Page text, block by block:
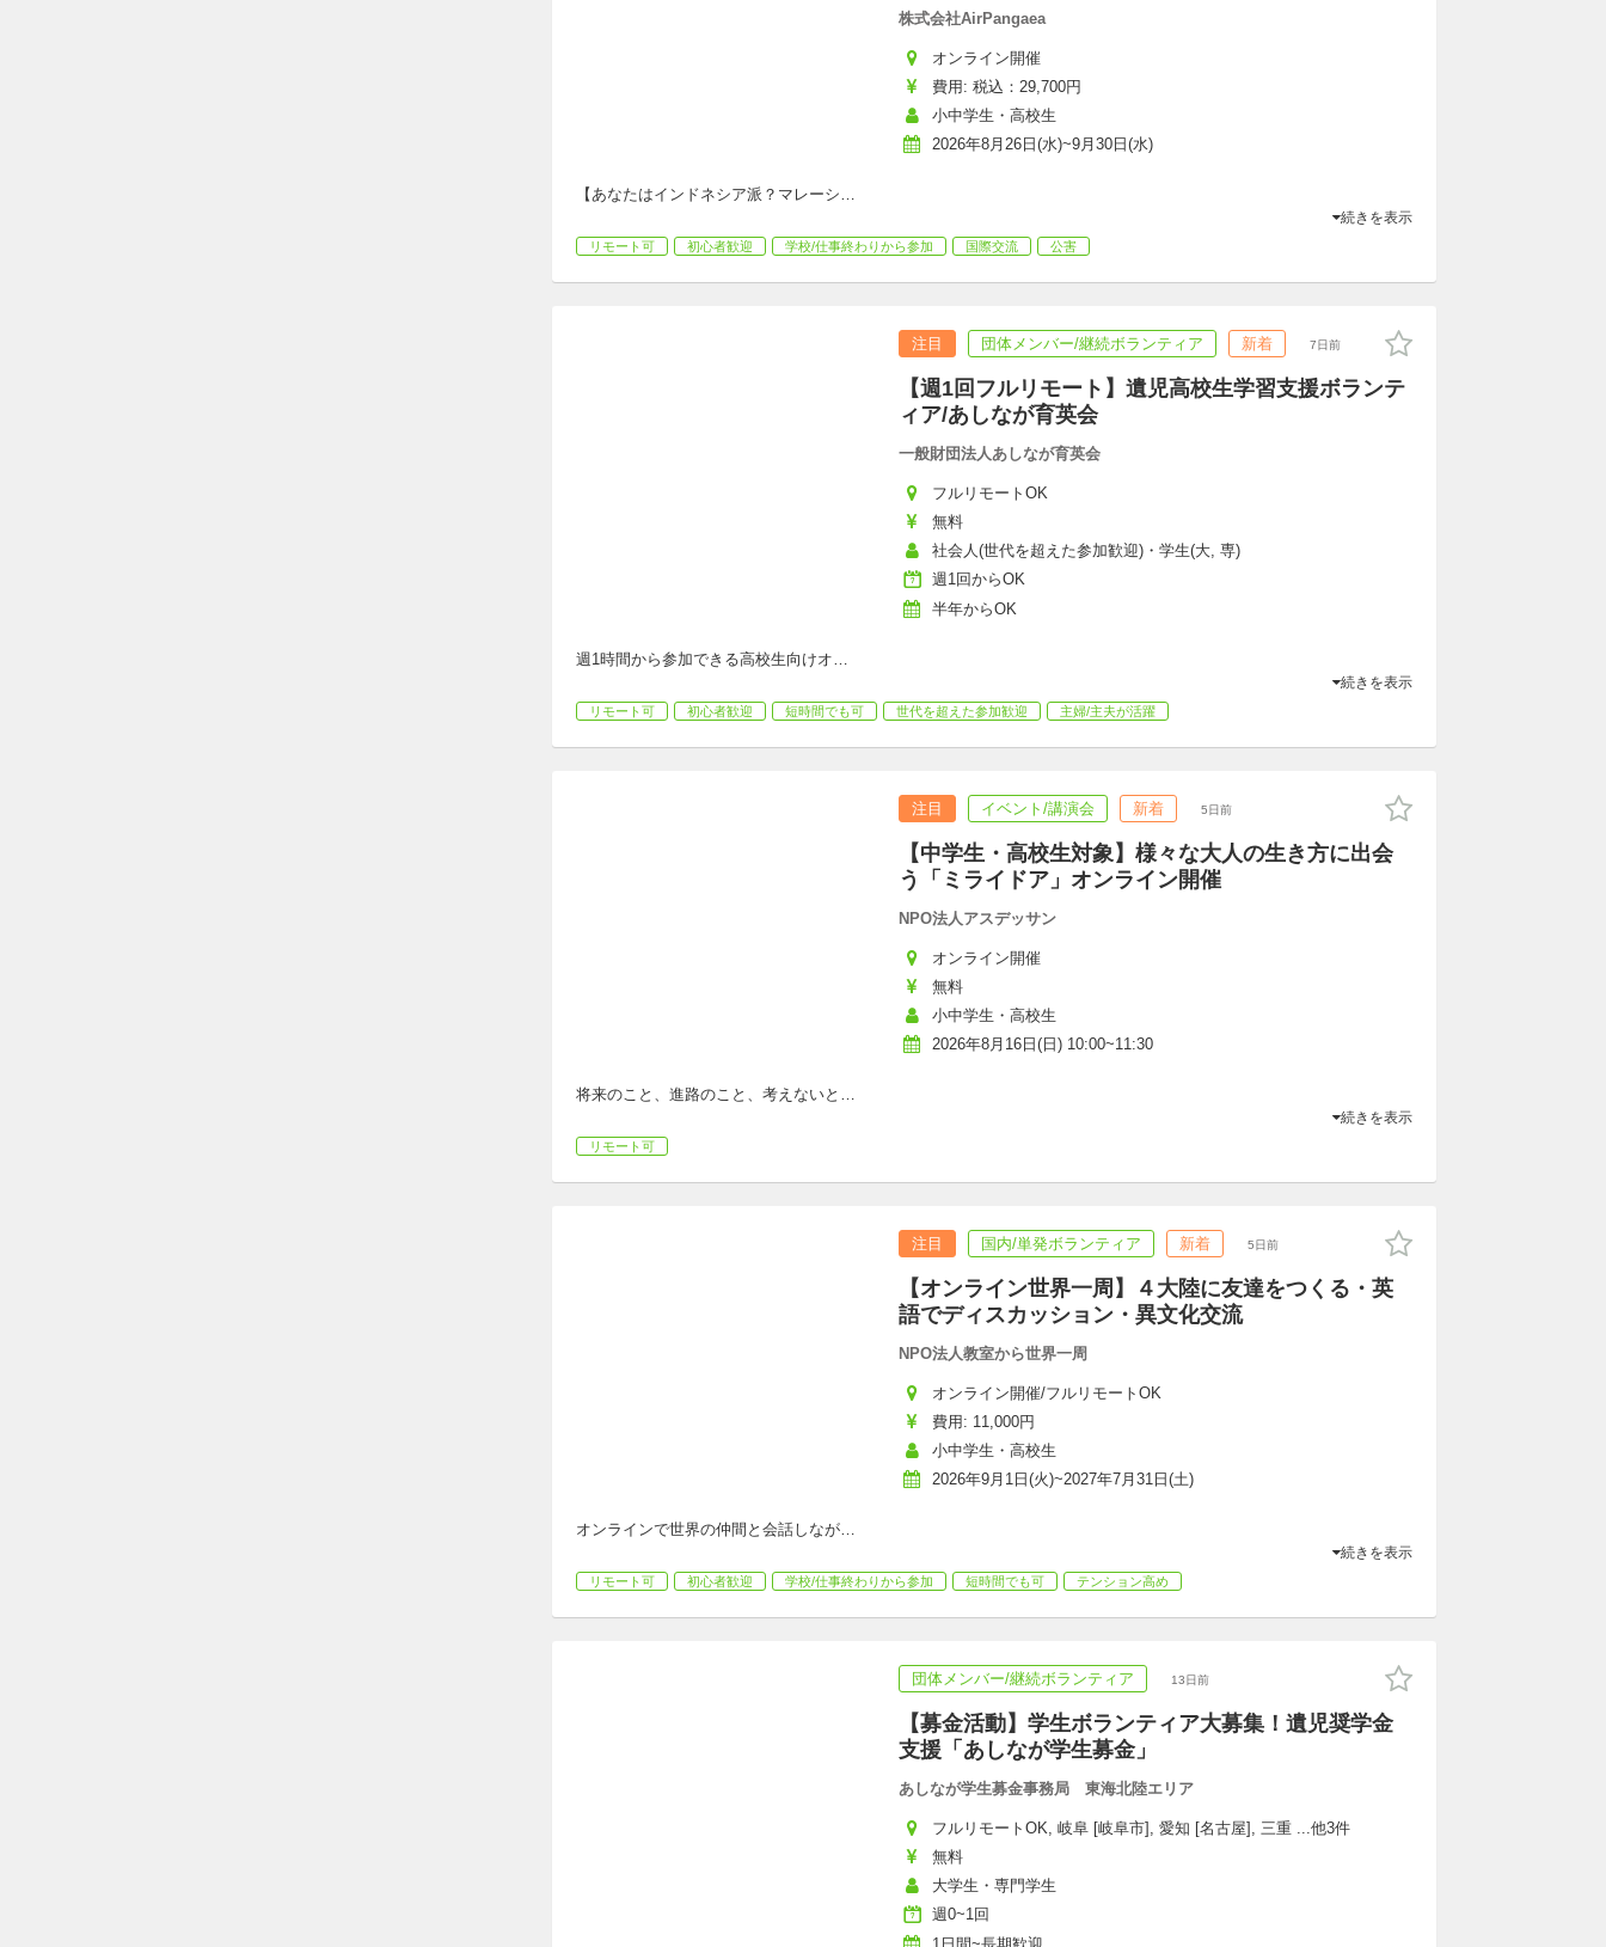
株式会社AirPangaea
オンライン開催
費用: 税込：29,700円
小中学生・高校生
2026年8月26日(水)~9月30日(水)
【あなたはインドネシア派？マレーシ…
続きを表示
リモート可 初心者歓迎 学校/仕事終わりから参加 国際交流 公害
注目 団体メンバー/継続ボランティア 新着 7日前
【週1回フルリモート】遺児高校生学習支援ボランテ
ィア/あしなが育英会
一般財団法人あしなが育英会
フルリモートOK
無料
社会人(世代を超えた参加歓迎)・学生(大, 専)
週1回からOK
半年からOK
週1時間から参加できる高校生向けオ…
続きを表示
リモート可 初心者歓迎 短時間でも可 世代を超えた参加歓迎 主婦/主夫が活躍
注目 イベント/講演会 新着 5日前
【中学生・高校生対象】様々な大人の生き方に出会
う「ミライドア」オンライン開催
NPO法人アスデッサン
オンライン開催
無料
小中学生・高校生
2026年8月16日(日) 10:00~11:30
将来のこと、進路のこと、考えないと …
続きを表示
リモート可
注目 国内/単発ボランティア 新着 5日前
【オンライン世界一周】４大陸に友達をつくる・英
語でディスカッション・異文化交流
NPO法人教室から世界一周
オンライン開催/フルリモートOK
費用: 11,000円
小中学生・高校生
2026年9月1日(火)~2027年7月31日(土)
オンラインで世界の仲間と会話しなが…
続きを表示
リモート可 初心者歓迎 学校/仕事終わりから参加 短時間でも可 テンション高め
団体メンバー/継続ボランティア 13日前
【募金活動】学生ボランティア大募集！遺児奨学金
支援「あしなが学生募金」
あしなが学生募金事務局 東海北陸エリア
フルリモートOK, 岐阜 [岐阜市], 愛知 [名古屋], 三重 ...他3件
無料
大学生・専門学生
週0~1回